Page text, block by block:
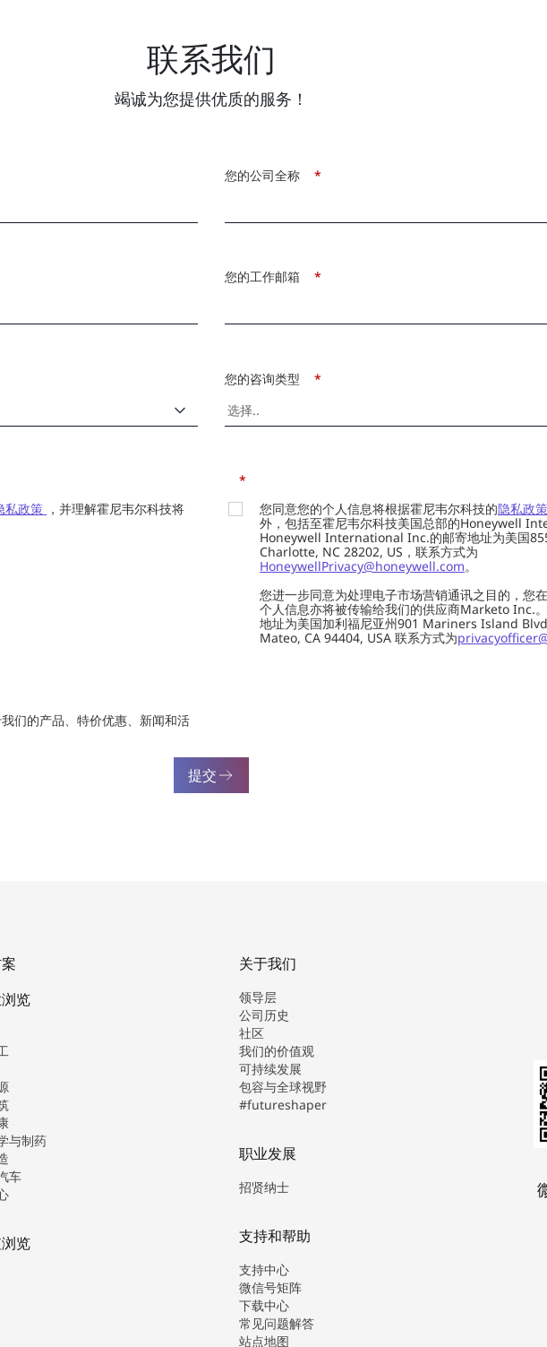
联系我们
竭诚为您提供优质的服务！
*
您的公司全称
*
您的工作邮箱
*
您的咨询类型
私政策 ，并理解霍尼韦尔科技将
*
您同意您的个人信息将根据霍尼韦尔科技的隐私政策
外，包括至霍尼韦尔科技美国总部的Honeywell
Honeywell International Inc.的邮寄地址为美国
Charlotte, NC 28202, US，联系方式为
HoneywellPrivacy@honeywell.com。
您进一步同意为处理电子市场营销通讯之目的，您
个人信息亦将被传输给我们的供应商Marketo Inc.
地址为美国加利福尼亚州901 Mariners Island
Mateo, CA 94404, USA 联系方式为
们的产品、特价优惠、新闻和活
提交
览
与制药
车
览
关于我们
领导层
公司历史
社区
我们的价值观
可持续发展
包容与全球视野
#futureshaper
职业发展
招贤纳士
支持和帮助
支持中心
微信号矩阵
下载中心
常见问题解答
站点地图